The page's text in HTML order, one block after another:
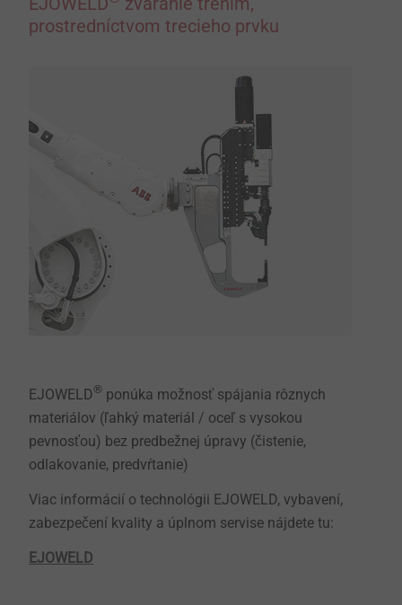
prostredníctvom trecieho prvku
EJOWELD® ponúka možnosť spájania rôznych
materiálov (ľahký materiál / oceľ s vysokou
pevnosťou) bez predbežnej úpravy (čistenie,
odlakovanie, predvŕtanie)
Viac informácií o technológii EJOWELD, vybavení,
zabezpečení kvality a úplnom servise nájdete tu:
EJOWELD